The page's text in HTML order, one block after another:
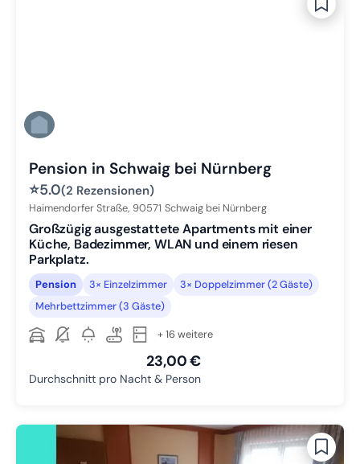
Pension in Schwaig bei Nürnberg
⭐5.0(2 Rezensionen)
Haimendorfer Straße, 90571 Schwaig bei Nürnberg
Großzügig ausgestattete Apartments mit einer
Küche, Badezimmer, WLAN und einem riesen
Parkplatz.
Pension 3× Einzelzimmer
3× Doppelzimmer (2 Gäste)
Mehrbettzimmer (3 Gäste)
+ 16 weitere
23,00 €
Durchschnitt pro Nacht & Person